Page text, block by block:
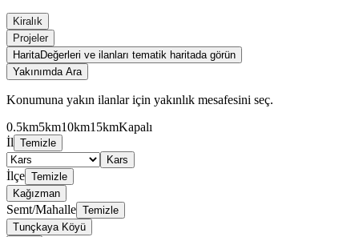
Kiralık
Projeler
HaritaDeğerleri ve ilanları tematik haritada görün
Yakınımda Ara
Konumuna yakın ilanlar için yakınlık mesafesini seç.
0.5km5km10km15kmKapalı
İl Temizle
Kars
İlçe Temizle
Kağızman
Semt/Mahalle Temizle
Tunçkaya Köyü